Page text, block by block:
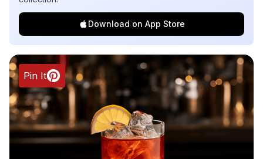
Download on App Store
Pin It